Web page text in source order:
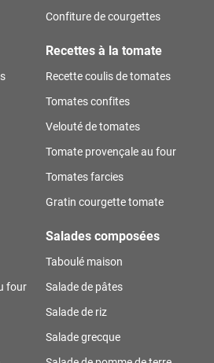
Confiture de courgettes
Recettes à la tomate
Recette coulis de tomates
Tomates confites
Velouté de tomates
Tomate provençale au four
Tomates farcies
Gratin courgette tomate
four
Salades composées
Taboulé maison
Salade de pâtes
Salade de riz
Salade grecque